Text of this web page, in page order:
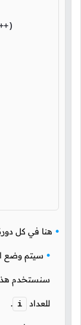
هنا في كل
سيتم وضع
سنستخدم هذا
للعداد i
.